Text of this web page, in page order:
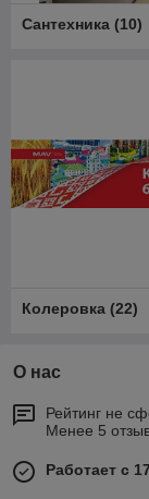
Сантехника (10)
Колеровка (22)
О нас
Рейтинг не
Менее 5
Работает с